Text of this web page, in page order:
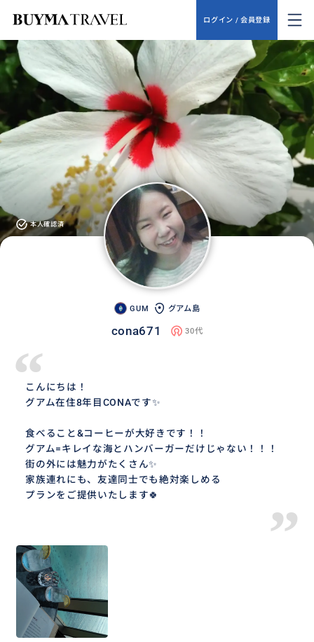
ログイン / 会員登録
本人確認済
GUM グアム島
cona671 30代
“
こんにちは！
グアム在住8年目CONAです✨
食べること&コーヒーが大好きです！！
グアム=キレイな海とハンバーガーだけじゃない！！！
街の外には魅力がたくさん✨
家族連れにも、友達同士でも絶対楽しめる
プランをご提供いたします🍀
”